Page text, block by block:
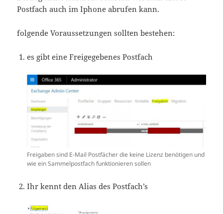
Postfach auch im Iphone abrufen kann.
folgende Voraussetzungen sollten bestehen:
es gibt eine Freigegebenes Postfach
Freigaben sind E-Mail Postfächer die keine Lizenz benötigen und
wie ein Sammelpostfach funktionieren sollen
Ihr kennt den Alias des Postfach’s